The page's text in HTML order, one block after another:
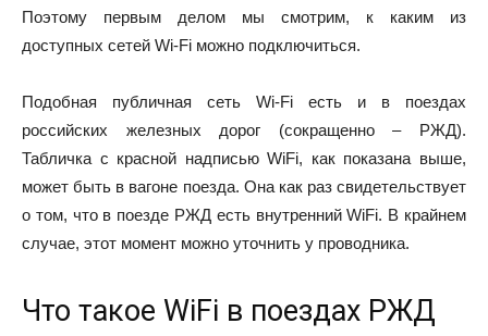
Поэтому первым делом мы смотрим, к каким из
доступных сетей Wi-Fi можно подключиться.
Подобная публичная сеть Wi-Fi есть и в поездах
российских железных дорог (сокращенно – РЖД).
Табличка с красной надписью WiFi, как показана выше,
может быть в вагоне поезда. Она как раз свидетельствует
о том, что в поезде РЖД есть внутренний WiFi. В крайнем
случае, этот момент можно уточнить у проводника.
Что такое WiFi в поездах РЖД